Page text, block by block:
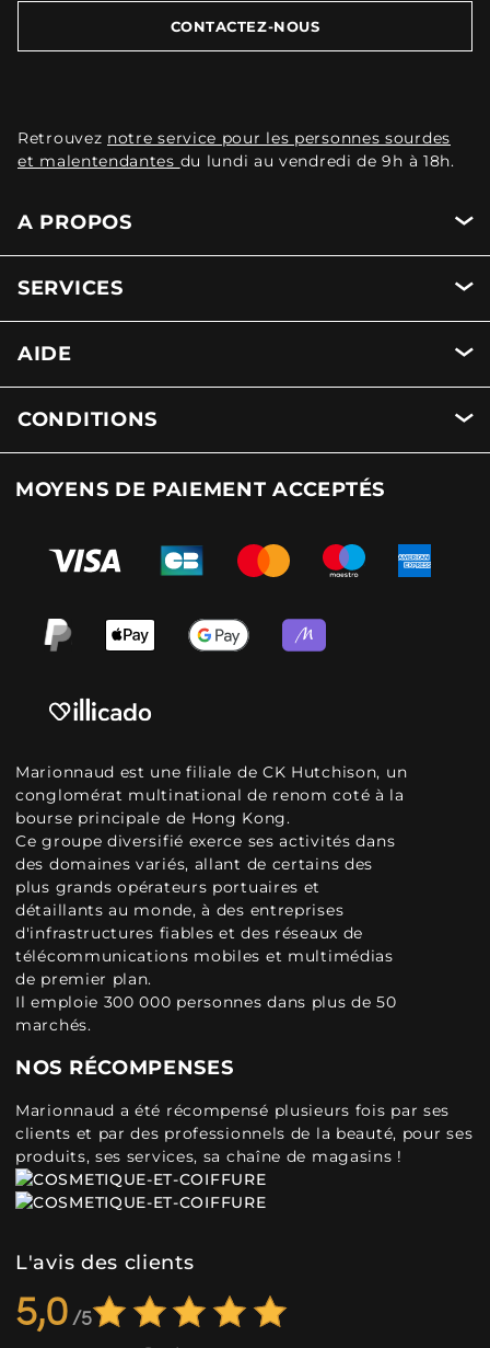
CONTACTEZ-NOUS
Retrouvez notre service pour les personnes sourdes
et malentendantes du lundi au vendredi de 9h à 18h.
A PROPOS
SERVICES
AIDE
CONDITIONS
MOYENS DE PAIEMENT ACCEPTÉS
Marionnaud est une filiale de CK Hutchison, un
conglomérat multinational de renom coté à la
bourse principale de Hong Kong.
Ce groupe diversifié exerce ses activités dans
des domaines variés, allant de certains des
plus grands opérateurs portuaires et
détaillants au monde, à des entreprises
d'infrastructures fiables et des réseaux de
télécommunications mobiles et multimédias
de premier plan.
Il emploie 300 000 personnes dans plus de 50
marchés.
NOS RÉCOMPENSES
Marionnaud a été récompensé plusieurs fois par ses
clients et par des professionnels de la beauté, pour ses
produits, ses services, sa chaîne de magasins !
L'avis des clients
5,0